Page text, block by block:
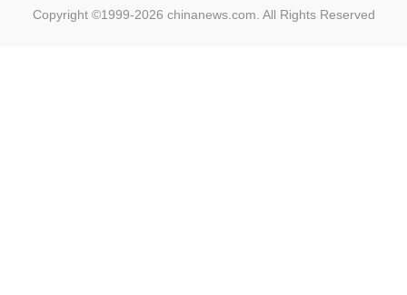
Copyright ©1999-2026 chinanews.com. All Rights Reserved